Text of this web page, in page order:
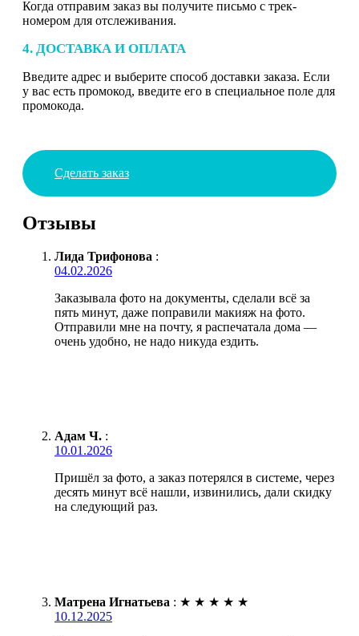
Когда отправим заказ вы получите письмо с трек-
номером для отслеживания.
4. ДОСТАВКА И ОПЛАТА
Введите адрес и выберите способ доставки заказа. Если
у вас есть промокод, введите его в специальное поле для
промокода.
Сделать заказ
Отзывы
Лида Трифонова :
04.02.2026
Заказывала фото на документы, сделали всё за
пять минут, даже поправили макияж на фото.
Отправили мне на почту, я распечатала дома —
очень удобно, не надо никуда ездить.
Адам Ч. :
10.01.2026
Пришёл за фото, а заказ потерялся в системе, через
десять минут всё нашли, извинились, дали скидку
на следующий раз.
Матрена Игнатьева : ★ ★ ★ ★ ★
10.12.2025